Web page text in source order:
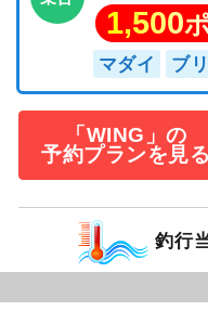
1,500
マダイ ブリ
「WING」の
予約プランを見る
釣行